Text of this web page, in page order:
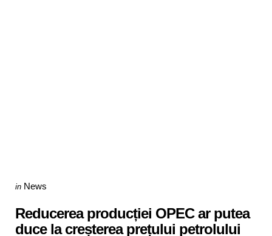
Categories
Posted
in News
Reducerea producției OPEC ar putea
duce la creșterea prețului petrolului